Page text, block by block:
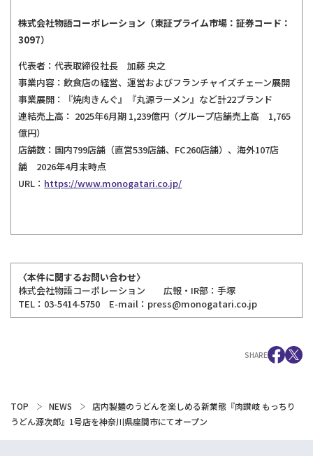
株式会社物語コーポレーション（東証プライム市場：証券コード：
3097）
代表者：代表取締役社長 加藤 央之
事業内容：飲食店の経営、運営およびフランチャイズチェーン展開
事業展開：『焼肉きんぐ』『丸源ラーメン』など計22ブランド
連結売上高： 2025年6月期 1,239億円（グループ店舗売上高 1,765
億円）
店舗数：国内799店舗（直営539店舗、FC260店舗）、海外107店
舗 2026年4月末時点
URL： https://www.monogatari.co.jp/
〈本件に関するお問い合わせ〉
株式会社物語コーポレーション 広報・IR部：手塚
TEL：03-5414-5750 E-mail：press@monogatari.co.jp
SHARE
TOP NEWS
店内製麺のうどんを楽しめる新業態『肉讃岐 もっちり
うどん源次郎』1号店を神奈川県座間市にてオープン